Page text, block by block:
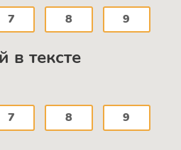
7 8 9
в тексте
7 8 9